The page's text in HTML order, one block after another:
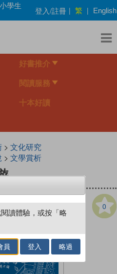
小學生
登入/註冊 | 繁 | English
好書推介
閱讀服務
十本好讀
> 文化研究
> 文學賞析
0
讀體驗，或按「略
員 登入 略過